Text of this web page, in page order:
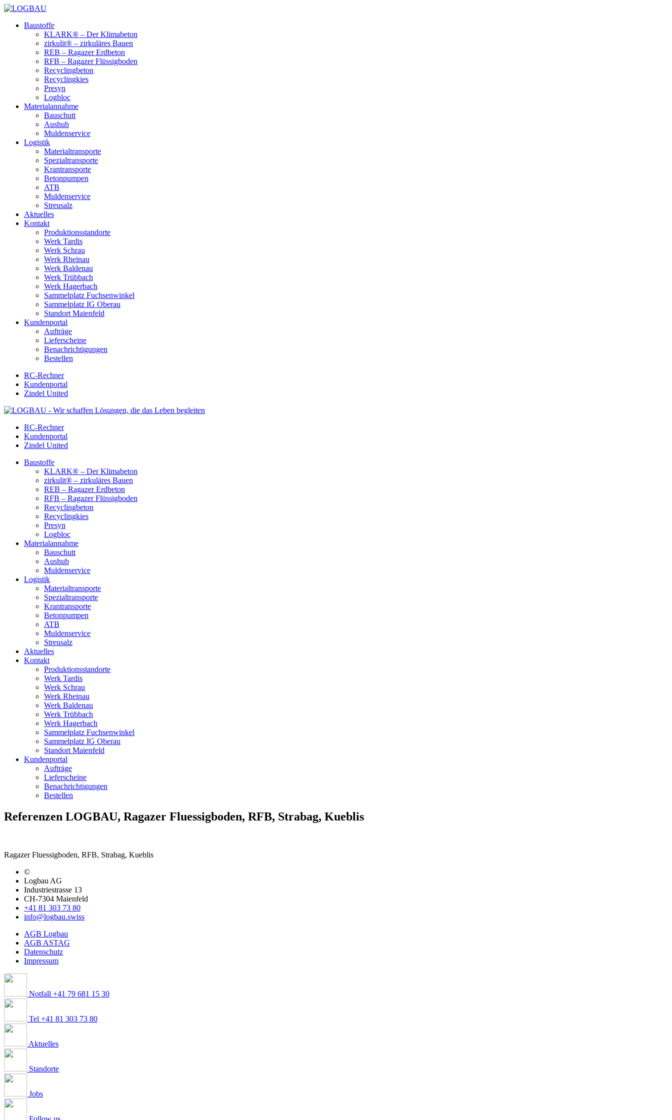
Baustoffe
KLARK® – Der Klimabeton
zirkulit® – zirkuläres Bauen
REB – Ragazer Erdbeton
RFB – Ragazer Flüssigboden
Recyclingbeton
Recyclingkies
Presyn
Logbloc
Materialannahme
Bauschutt
Aushub
Muldenservice
Logistik
Materialtransporte
Spezialtransporte
Krantransporte
Betonpumpen
ATB
Muldenservice
Streusalz
Aktuelles
Kontakt
Produktionsstandorte
Werk Tardis
Werk Schrau
Werk Rheinau
Werk Baldenau
Werk Trübbach
Werk Hagerbach
Sammelplatz Fuchsenwinkel
Sammelplatz IG Oberau
Standort Maienfeld
Kundenportal
Aufträge
Lieferscheine
Benachrichtigungen
Bestellen
RC-Rechner
Kundenportal
Zindel United
RC-Rechner
Kundenportal
Zindel United
Baustoffe
KLARK® – Der Klimabeton
zirkulit® – zirkuläres Bauen
REB – Ragazer Erdbeton
RFB – Ragazer Flüssigboden
Recyclingbeton
Recyclingkies
Presyn
Logbloc
Materialannahme
Bauschutt
Aushub
Muldenservice
Logistik
Materialtransporte
Spezialtransporte
Krantransporte
Betonpumpen
ATB
Muldenservice
Streusalz
Aktuelles
Kontakt
Produktionsstandorte
Werk Tardis
Werk Schrau
Werk Rheinau
Werk Baldenau
Werk Trübbach
Werk Hagerbach
Sammelplatz Fuchsenwinkel
Sammelplatz IG Oberau
Standort Maienfeld
Kundenportal
Aufträge
Lieferscheine
Benachrichtigungen
Bestellen
Referenzen LOGBAU, Ragazer Fluessigboden, RFB, Strabag, Kueblis
Ragazer Fluessigboden, RFB, Strabag, Kueblis
©
Logbau AG
Industriestrasse 13
CH-7304 Maienfeld
+41 81 303 73 80
info@logbau.swiss
AGB Logbau
AGB ASTAG
Datenschutz
Impressum
Notfall +41 79 681 15 30
Tel +41 81 303 73 80
Aktuelles
Standorte
Jobs